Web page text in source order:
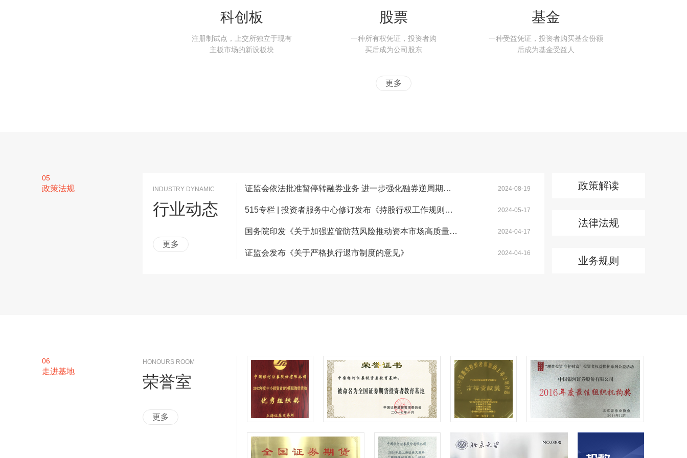
科创板
注册制试点，上交所独立于现有
主板市场的新设板块
股票
一种所有权凭证，投资者购
买后成为公司股东
基金
一种受益凭证，投资者购买基金份额
后成为基金受益人
更多
05
政策法规 INDUSTRY DYNAMIC
行业动态
更多
证监会依法批准暂停转融券业务 进一步强化融券逆周期调节 2024-08-19
515专栏 | 投资者服务中心修订发布《持股行权工作规则》《公开征集股东权利业务规则》 2024-05-17
国务院印发《关于加强监管防范风险推动资本市场高质量发展的若干意见》 2024-04-17
证监会发布《关于严格执行退市制度的意见》 2024-04-16
政策解读
法律法规
业务规则
06
走进基地
HONOURS ROOM
荣誉室
更多